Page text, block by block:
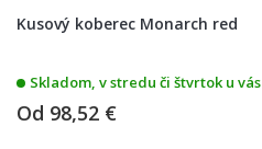
Kusový koberec Monarch red
Skladom, v stredu či štvrtok u vás
Od 98,52 €